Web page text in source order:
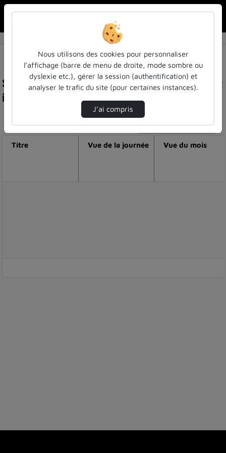
Statistiques de visualisation de la vidéo Internet
is coming (partie 2)
Modifier la période de visualisation
Titre Vue de la journée Vue du mois
Nous utilisons des cookies pour personnaliser
l’affichage (barre de menu de droite, mode sombre ou
dyslexie etc.), gérer la session (authentification) et
analyser le trafic du site (pour certaines instances).
J’ai compris